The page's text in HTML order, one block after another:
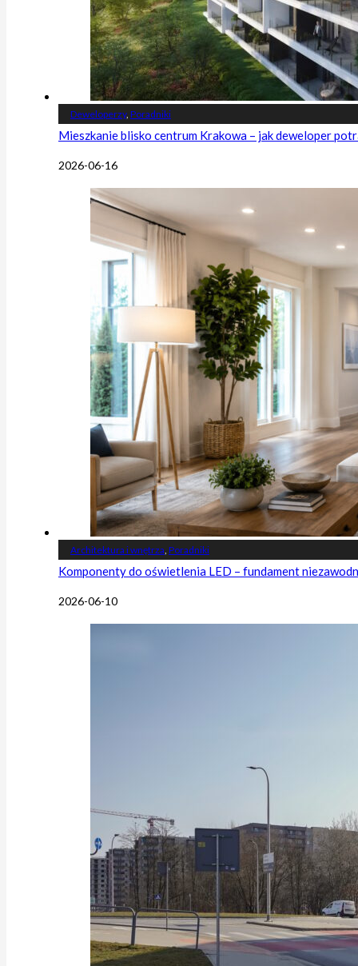
Deweloperzy, Poradniki
Mieszkanie blisko centrum Krakowa – jak deweloper
2026-06-16
Architektura i wnętrza Poradniki
Komponenty do oświetlenia LED – fundament
2026-06-10